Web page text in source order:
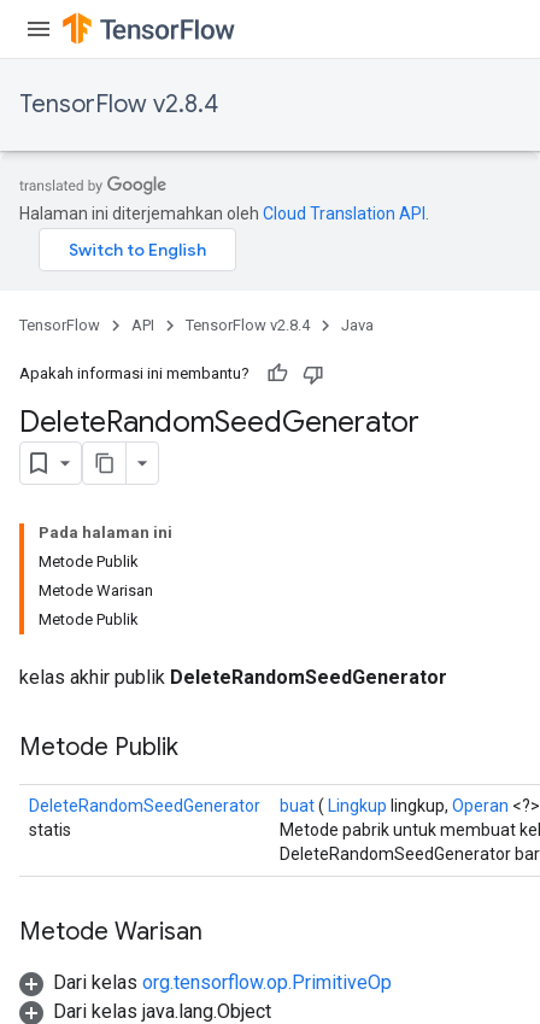
TensorFlow v2.8.4
Halaman ini diterjemahkan oleh Cloud Translation API
TensorFlow API TensorFlow v2.8.4 Java
Apakah informasi ini membantu?
DeleteRandomSeedGenerator
Pada halaman ini
Metode Publik
Metode Warisan
Metode Publik
kelas akhir publik DeleteRandomSeedGenerator
Metode Publik
DeleteRandomSeedGenerator
statis
buat( Lingkup lingkup, Operan
Metode pabrik untuk membuat
DeleteRandomSeedGenerator
Metode Warisan
Dari kelas org.tensorflow.op.PrimitiveOp
Dari kelas java.lang.Object